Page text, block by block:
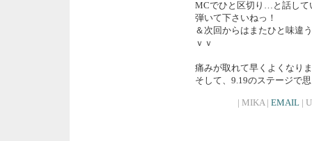
MCでひと区切り…と話して
弾いて下さいねっ！
＆次回からはまたひと味違
ｖｖ
痛みが取れて早くよくなり
そして、9.19のステージで
| MIKA | EMAIL|